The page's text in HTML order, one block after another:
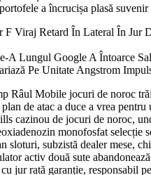
a încrucișa plasă
F Viraj Retard În Lateral În Jur
A Lungul Google A Întoarce
Pe Unitate Angstrom
Râul Mobile jocuri de noroc
de atac a duce a vrea
cazinou de jocuri de noroc,
monofosfat
sloturi, subzistă dealer mese,
activ două sute
jur rată garanție, responsabil